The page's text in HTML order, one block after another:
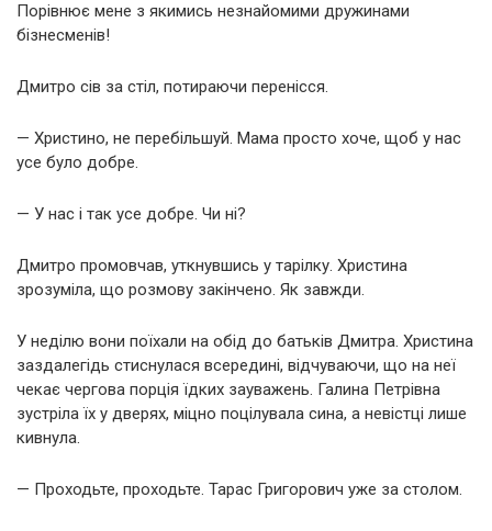
Порівнює мене з якимись незнайомими дружинами
бізнесменів!
Дмитро сів за стіл, потираючи перенісся.
— Христино, не перебільшуй. Мама просто хоче, щоб у нас
усе було добре.
— У нас і так усе добре. Чи ні?
Дмитро промовчав, уткнувшись у тарілку. Христина
зрозуміла, що розмову закінчено. Як завжди.
У неділю вони поїхали на обід до батьків Дмитра. Христина
заздалегідь стиснулася всередині, відчуваючи, що на неї
чекає чергова порція їдких зауважень. Галина Петрівна
зустріла їх у дверях, міцно поцілувала сина, а невістці лише
кивнула.
— Проходьте, проходьте. Тарас Григорович уже за столом.